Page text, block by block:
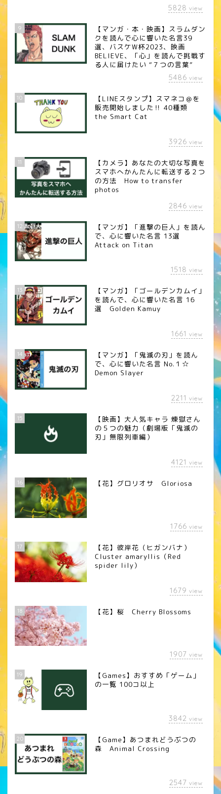
5828 view
9
【マンガ・本・映画】スラムダン
クを読んで心に響いた名言39
選、バスケW杯2023、映画
BELIEVE、「心」を読んで挑戦す
る人に届けたい “７つの言葉”
5486 view
10
【LINEスタンプ】スマネコ＠を
販売開始しました‼︎ 40種類
the Smart Cat
3926 view
11
【カメラ】あなたの大切な写真を
スマホへかんたんに転送する２つ
の方法 How to transfer
photos
2846 view
12
【マンガ】「進撃の巨人」を読ん
で、心に響いた名言 13選
Attack on Titan
1518 view
13
【マンガ】「ゴールデンカムイ」
を読んで、心に響いた名言 16
選 Golden Kamuy
1661 view
14
【マンガ】「鬼滅の刃」を読ん
で、心に響いた名言 No.１☆
Demon Slayer
2211 view
15
【映画】大人気キャラ 煉󠄁獄さん
の５つの魅力（劇場版「鬼滅の
刃」無限列車編）
4121 view
16 【花】グロリオサ Gloriosa
1766 view
17
【花】彼岸花（ヒガンバナ）
Cluster amaryllis（Red
spider lily）
1679 view
18 【花】桜 Cherry Blossoms
1907 view
19
【Games】おすすめ「ゲーム」
の一覧 100コ以上
3842 view
20
【Game】あつまれどうぶつの
森 Animal Crossing
2547 view